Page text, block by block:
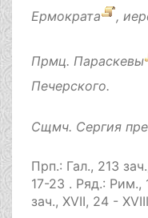
Ермократа
,
Прмц. Параскевы
Печерского.
Сщмч. Сергия
Прп.: Гал., 213
17-23 . Ряд.: Рим.,
зач., XVII, 24 -